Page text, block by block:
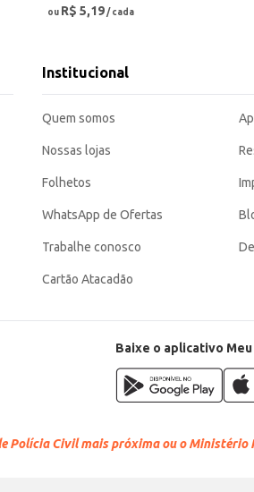
ou R$ 5,19/ cada
Institucional
Quem somos
Nossas lojas
Folhetos
WhatsApp de Ofertas
Trabalhe conosco
Cartão Atacadão
Baixe o aplicativo
Polícia Civil mais próxima ou o Ministério